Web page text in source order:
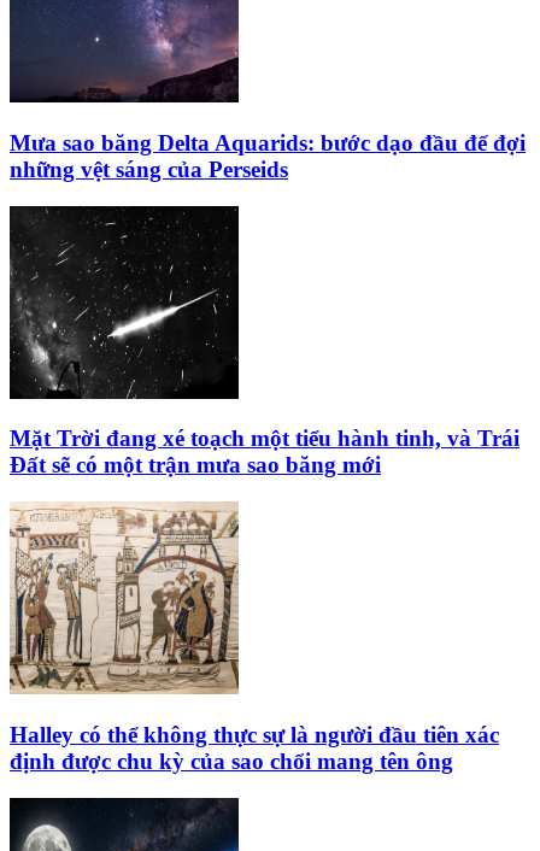
Mưa sao băng Delta Aquarids: bước dạo đầu để đợi
những vệt sáng của Perseids
Mặt Trời đang xé toạch một tiểu hành tinh, và Trái
Đất sẽ có một trận mưa sao băng mới
Halley có thể không thực sự là người đầu tiên xác
định được chu kỳ của sao chổi mang tên ông